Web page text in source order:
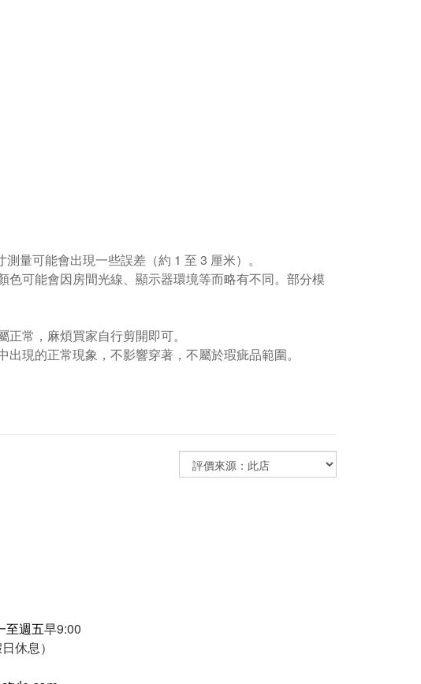
量可能會出現一些誤差（約 1 至 3 厘米）。
可能會因房間光線、顯示器環境等而略有不同。部分模
常，麻煩買家自行剪開即可。
現的正常現象，不影響穿著，不屬於瑕疵品範圍。
至週五早9:00
休息）